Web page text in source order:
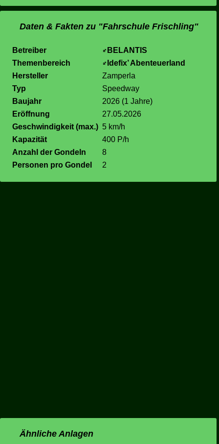
Daten & Fakten zu "Fahrschule Frischling"
Betreiber
BELANTIS
Themenbereich
Idefix’ Abenteuerland
Hersteller
Zamperla
Typ
Speedway
Baujahr
2026 (1 Jahre)
Eröffnung
27.05.2026
Geschwindigkeit (max.) 5 km/h
Kapazität
400 P/h
Anzahl der Gondeln
8
Personen pro Gondel
2
Ähnliche Anlagen